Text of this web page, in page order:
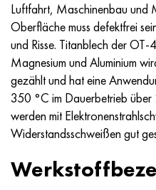
Luftfahrt, Maschinenbau und
Oberfläche muss defektfrei
und Risse. Titanblech der OT-
Magnesium und Aluminium
gezählt und hat eine
350 °C im Dauerbetrieb
werden mit
Widerstandsschweißen gut